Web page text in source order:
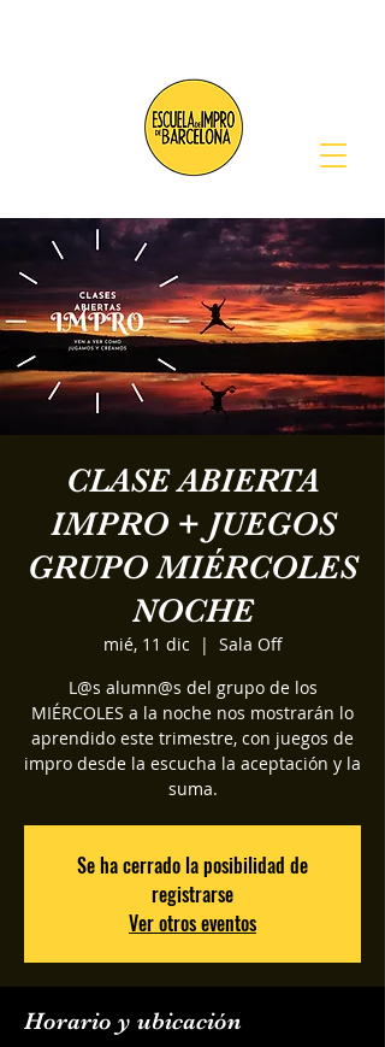
CLASE ABIERTA
IMPRO + JUEGOS
GRUPO MIÉRCOLES
NOCHE
mié, 11 dic
  |
Sala Off
L@s alumn@s del grupo de los
MIÉRCOLES a la noche nos mostrarán lo
aprendido este trimestre, con juegos de
impro desde la escucha la aceptación y la
suma.
Se ha cerrado la posibilidad de
registrarse
Ver otros eventos
Horario y ubicación